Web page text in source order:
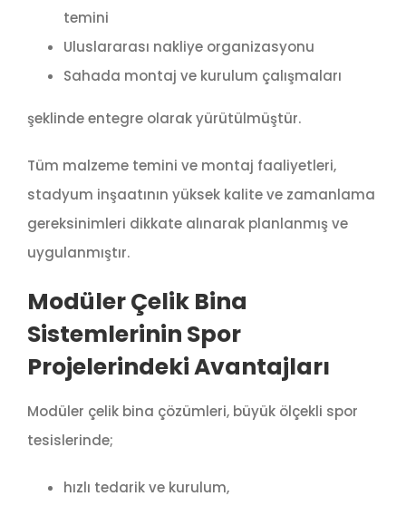
temini
Uluslararası nakliye organizasyonu
Sahada montaj ve kurulum çalışmaları
şeklinde entegre olarak yürütülmüştür.
Tüm malzeme temini ve montaj faaliyetleri,
stadyum inşaatının yüksek kalite ve zamanlama
gereksinimleri dikkate alınarak planlanmış ve
uygulanmıştır.
Modüler Çelik Bina
Sistemlerinin Spor
Projelerindeki Avantajları
Modüler çelik bina çözümleri, büyük ölçekli spor
tesislerinde;
hızlı tedarik ve kurulum,